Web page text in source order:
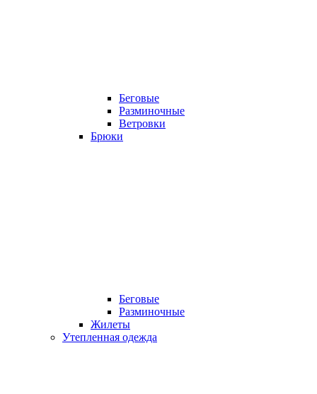
Беговые
Разминочные
Ветровки
Брюки
Беговые
Разминочные
Жилеты
Утепленная одежда